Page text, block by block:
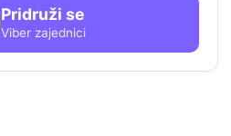
Pridruži se
Viber zajednici